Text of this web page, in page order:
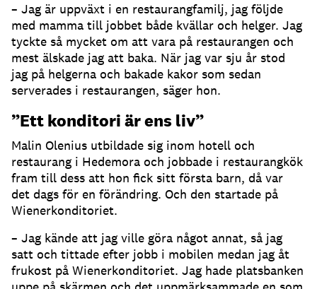
– Jag är uppväxt i en restaurangfamilj, jag följde
med mamma till jobbet både kvällar och helger. Jag
tyckte så mycket om att vara på restaurangen och
mest älskade jag att baka. När jag var sju år stod
jag på helgerna och bakade kakor som sedan
serverades i restaurangen, säger hon.
”Ett konditori är ens liv”
Malin Olenius utbildade sig inom hotell och
restaurang i Hedemora och jobbade i restaurangkök
fram till dess att hon fick sitt första barn, då var
det dags för en förändring. Och den startade på
Wienerkonditoriet.
– Jag kände att jag ville göra något annat, så jag
satt och tittade efter jobb i mobilen medan jag åt
frukost på Wienerkonditoriet. Jag hade platsbanken